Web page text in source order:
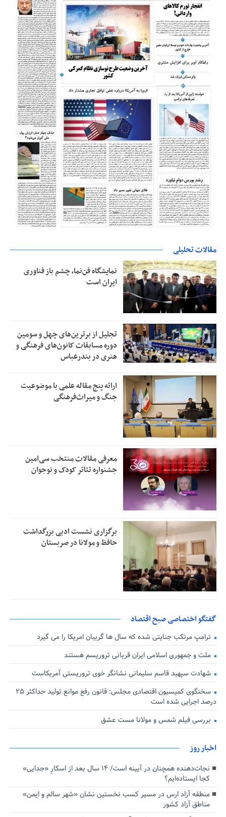
مقالات تحلیلی
نمایشگاه فن‌نما، چشم باز فناوری
ایران است
تجلیل از بر‌ترین‌های چهل و سومین
دوره مسابقات کانون‌های فرهنگی و
هنری در بندرعباس
ارائه پنج مقاله علمی با موضوعیت
جنگ و میراث‌فرهنگی
معرفی مقالات منتخب سی‌امین
جشنواره تئاتر کودک و نوجوان
برگزاری نشست ادبی بزرگداشت
حافظ و مولانا در صربستان
گفتگو اختصاصی صبح اقتصاد
ترامپ مرتکب جنایتی شده که سال ها گریبان امریکا را می گیرد
ملت و جمهوری اسلامی ایران قربانی تروریسم هستند
شهادت سپهبد قاسم سلیمانی نشانگر خوی تروریستی آمریکاست
سخنگوی کمیسیون اقتصادی مجلس: قانون رفع موانع تولید حداکثر ۲۵
درصد اجرایی شده است
بررسی فیلم شمس و مولانا مست عشق
اخبار روز
نجات‌دهنده‌ همچنان در آیینه است/ ۱۴ سال بعد از اسکارِ «جدایی»
کجا ایستاده‌ایم؟
منطقه آزاد ارس در مسیر کسب نخستین نشان «شهر سالم و ایمن»
مناطق آزاد کشور